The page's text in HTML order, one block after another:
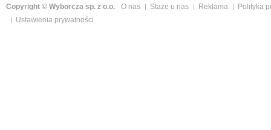
Copyright © Wyborcza sp. z o.o. O nas Staże u nas Reklama
Polityka
Ustawienia prywatności